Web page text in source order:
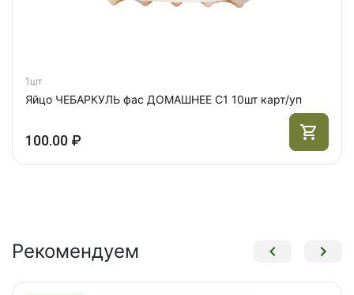
1шт
Яйцо ЧЕБАРКУЛЬ фас ДОМАШНЕЕ С1 10шт карт/уп
100.00 ₽
Рекомендуем